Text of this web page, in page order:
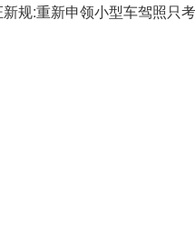
规:重新申领小型车驾照只